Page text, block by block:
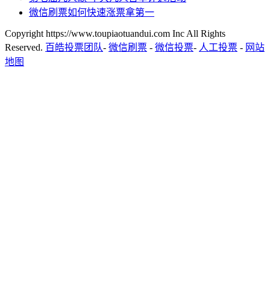
微信刷票如何快速涨票拿第一
Copyright https://www.toupiaotuandui.com Inc All Rights
Reserved. 百皓投票团队- 微信刷票 - 微信投票- 人工投票 - 网站
地图